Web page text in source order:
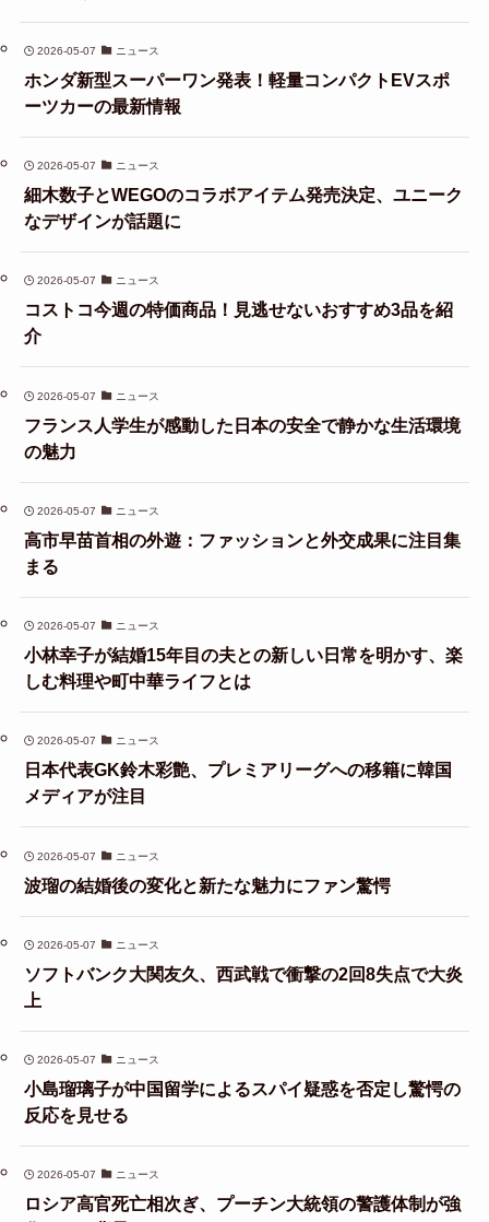
2026-05-07 ニュース
ホンダ新型スーパーワン発表！軽量コンパクトEVスポ
ーツカーの最新情報
2026-05-07 ニュース
細木数子とWEGOのコラボアイテム発売決定、ユニーク
なデザインが話題に
2026-05-07 ニュース
コストコ今週の特価商品！見逃せないおすすめ3品を紹
介
2026-05-07 ニュース
フランス人学生が感動した日本の安全で静かな生活環境
の魅力
2026-05-07 ニュース
高市早苗首相の外遊：ファッションと外交成果に注目集
まる
2026-05-07 ニュース
小林幸子が結婚15年目の夫との新しい日常を明かす、楽
しむ料理や町中華ライフとは
2026-05-07 ニュース
日本代表GK鈴木彩艶、プレミアリーグへの移籍に韓国
メディアが注目
2026-05-07 ニュース
波瑠の結婚後の変化と新たな魅力にファン驚愕
2026-05-07 ニュース
ソフトバンク大関友久、西武戦で衝撃の2回8失点で大炎
上
2026-05-07 ニュース
小島瑠璃子が中国留学によるスパイ疑惑を否定し驚愕の
反応を見せる
2026-05-07 ニュース
ロシア高官死亡相次ぎ、プーチン大統領の警護体制が強